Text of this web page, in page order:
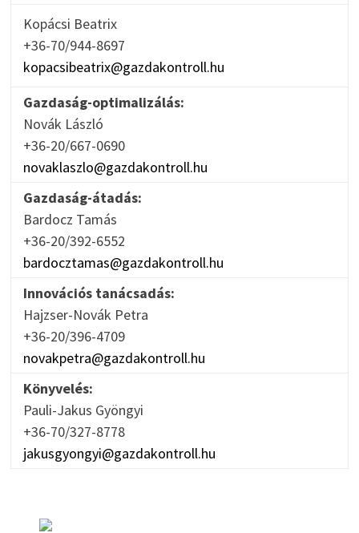
Kopácsi Beatrix
+36-70/944-8697
kopacsibeatrix@gazdakontroll.hu
Gazdaság-optimalizálás:
Novák László
+36-20/667-0690
novaklaszlo@gazdakontroll.hu
Gazdaság-átadás:
Bardocz Tamás
+36-20/392-6552
bardocztamas@gazdakontroll.hu
Innovációs tanácsadás:
Hajzser-Novák Petra
+36-20/396-4709
novakpetra@gazdakontroll.hu
Könyvelés:
Pauli-Jakus Gyöngyi
+36-70/327-8778
jakusgyongyi@gazdakontroll.hu